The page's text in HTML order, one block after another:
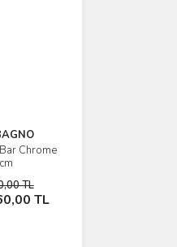
Chrome
TL
TL
Ekle